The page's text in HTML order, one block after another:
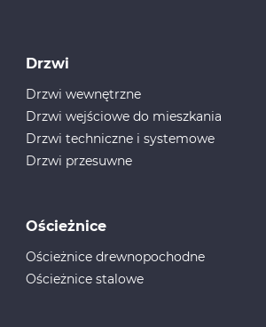
Drzwi
Drzwi wewnętrzne
Drzwi wejściowe do mieszkania
Drzwi techniczne i systemowe
Drzwi przesuwne
Ościeżnice
Ościeżnice drewnopochodne
Ościeżnice stalowe